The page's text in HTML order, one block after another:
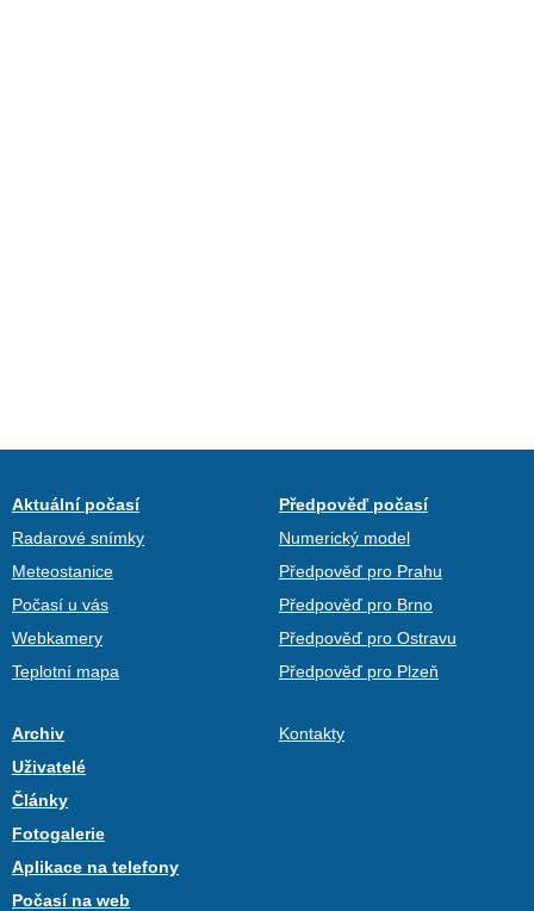
Aktuální počasí
Radarové snímky
Meteostanice
Počasí u vás
Webkamery
Teplotní mapa
Předpověď počasí
Numerický model
Předpověď pro Prahu
Předpověď pro Brno
Předpověď pro Ostravu
Předpověď pro Plzeň
Archiv
Uživatelé
Články
Fotogalerie
Aplikace na telefony
Počasí na web
Kontakty